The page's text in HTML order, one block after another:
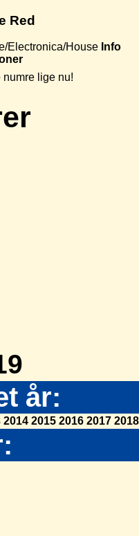
Red
Electronica/House Info
lige nu!
år:
2014 2015 2016 2017 2018